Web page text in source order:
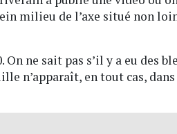
milieu de l’axe situé non
ne sait pas s’il y a eu des
n’apparaît, en tout cas,